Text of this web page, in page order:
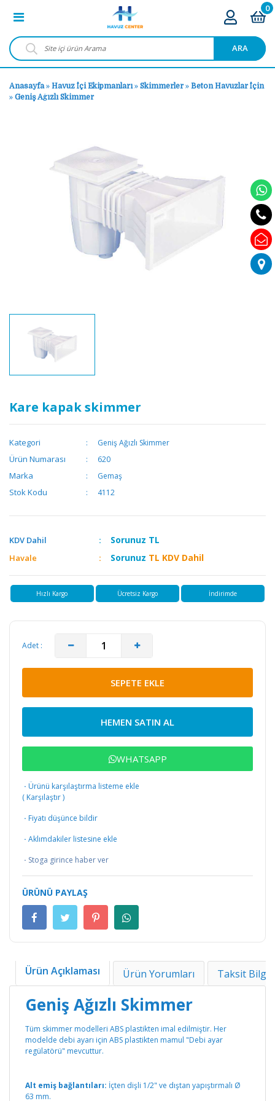
ARA
0
Anasayfa» Havuz İçi Ekipmanları» Skimmerler» Beton Havuzlar İçin
» Geniş Ağızlı Skimmer
Kare kapak skimmer
Kategori Geniş Ağızlı Skimmer
Ürün Numarası 620
Marka Gemaş
Stok Kodu 4112
KDV Dahil Sorunuz TL
Havale Sorunuz TL KDV Dahil
Hızlı Kargo Ücretsiz Kargo İndirimde
Adet :
SEPETE EKLE
HEMEN SATIN AL
WHATSAPP
· Ürünü karşılaştırma listeme ekle
( Karşılaştır)
· Fiyatı düşünce bildir
· Aklımdakiler listesine ekle
· Stoga girince haber ver
ÜRÜNÜ PAYLAŞ
Ürün Açıklaması Ürün Yorumları Taksit
Geniş Ağızlı Skimmer
Tüm skimmer modelleri ABS plastikten imal edilmiştir. Her
modelde debi ayarı için ABS plastikten mamul "Debi ayar
regülatörü" mevcuttur.
Alt emiş bağlantıları: İçten dişli 1/2" ve dıştan yapıştırmalı Ø
63 mm.